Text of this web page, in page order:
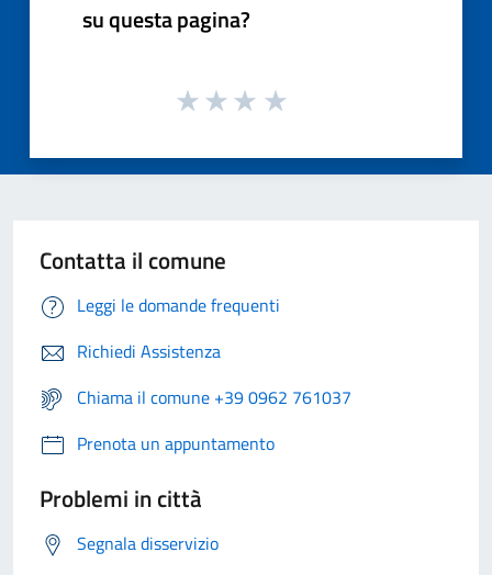
su questa pagina?
Contatta il comune
Leggi le domande frequenti
Richiedi Assistenza
Chiama il comune +39 0962 761037
Prenota un appuntamento
Problemi in città
Segnala disservizio